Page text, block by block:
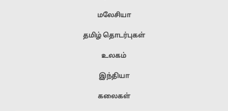
மலேசியா
தமிழ் தொடர்புகள்
உலகம்
இந்தியா
கலைகள்